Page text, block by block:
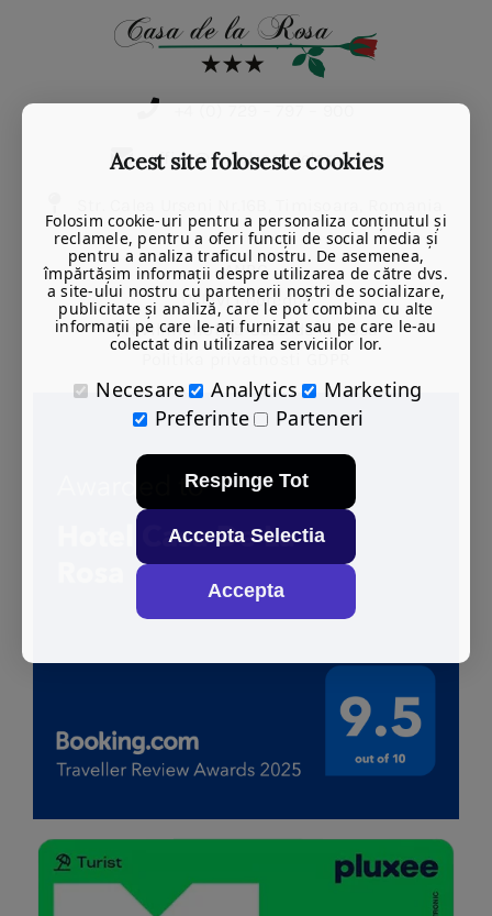
+4 (0) 729 – 797 – 900
office@hotelcasadelarosa.ro
ANPC
Uslovi i odredbe
Pravilnik hotela Casa de la Rosa
Acest site foloseste cookies
Folosim cookie-uri pentru a personaliza conținutul și
reclamele, pentru a oferi funcții de social media și
pentru a analiza traficul nostru. De asemenea,
împărtășim informații despre utilizarea de către dvs.
a site-ului nostru cu partenerii noștri de socializare,
publicitate și analiză, care le pot combina cu alte
informații pe care le-ați furnizat sau pe care le-au
colectat din utilizarea serviciilor lor.
Necesare Analytics
Marketing
Preferinte
Parteneri
Respinge Tot
Accepta Selectia
Accepta